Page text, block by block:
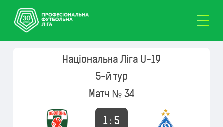
Національна Ліга U-19
5-й тур
Матч № 34
1 : 5